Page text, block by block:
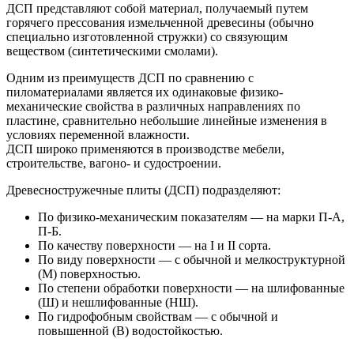
ДСП представляют собой материал, получаемый путем
горячего прессования измельченной древесины (обычно
специально изготовленной стружки) со связующим
веществом (синтетическими смолами).
Одним из преимуществ ДСП по сравнению с
пиломатериалами является их одинаковые физико-
механические свойства в различных направлениях по
пластине, сравнительно небольшие линейные изменения в
условиях переменной влажности.
ДСП широко применяются в производстве мебели,
строительстве, вагоно- и судостроении.
Древесностружечные плиты (ДСП) подразделяют:
По физико-механическим показателям — на марки П-А,
П-Б.
По качеству поверхности — на I и II сорта.
По виду поверхности — с обычной и мелкоструктурной
(М) поверхностью.
По степени обработки поверхности — на шлифованные
(Ш) и нешлифованные (НШ).
По гидрофобным свойствам — с обычной и
повышенной (В) водостойкостью.